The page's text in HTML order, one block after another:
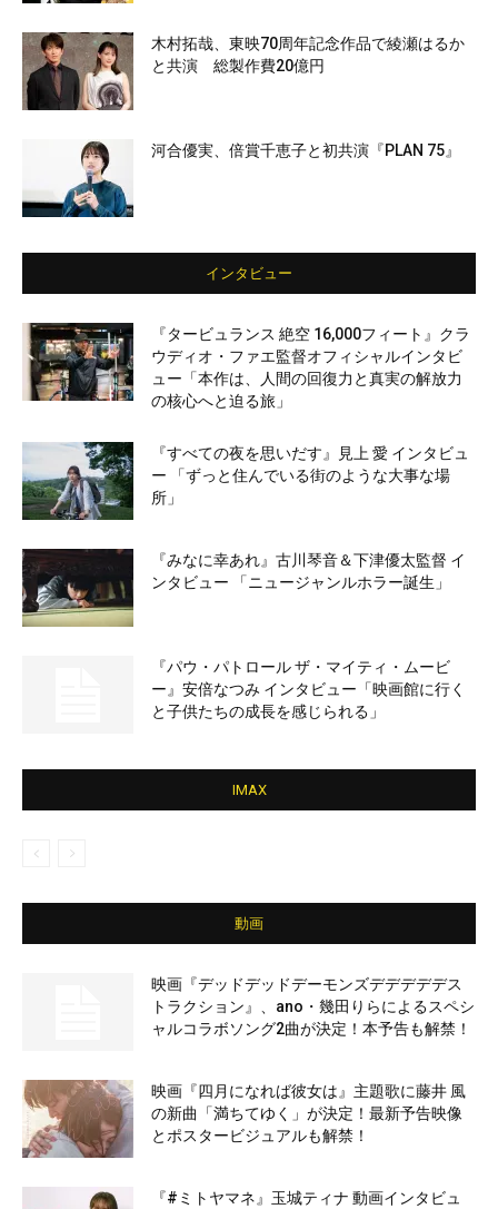
木村拓哉、東映70周年記念作品で綾瀬はるか
と共演 総製作費20億円
河合優実、倍賞千恵子と初共演『PLAN 75』
インタビュー
『タービュランス 絶空 16,000フィート』クラ
ウディオ・ファエ監督オフィシャルインタビ
ュー「本作は、人間の回復力と真実の解放力
の核心へと迫る旅」
『すべての夜を思いだす』見上 愛 インタビュ
ー 「ずっと住んでいる街のような大事な場
所」
『みなに幸あれ』古川琴音＆下津優太監督 イ
ンタビュー 「ニュージャンルホラー誕生」
『パウ・パトロール ザ・マイティ・ムービ
ー』安倍なつみ インタビュー「映画館に行く
と子供たちの成長を感じられる」
IMAX
動画
映画『デッドデッドデーモンズデデデデデス
トラクション』、ano・幾田りらによるスペシ
ャルコラボソング2曲が決定！本予告も解禁！
映画『四月になれば彼女は』主題歌に藤井 風
の新曲「満ちてゆく」が決定！最新予告映像
とポスタービジュアルも解禁！
『#ミトヤマネ』玉城ティナ 動画インタビュ